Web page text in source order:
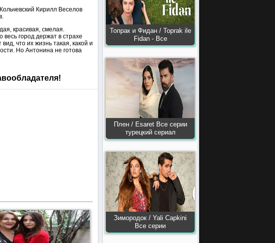
Топрак и Фидан / Toprak ile
Fidan - Все
Плен / Esaret Все серии
турецкий сериал
Зимородок / Yali Capkini
Все серии
Кирилл Веселов
красивая, смелая.
город держат в страхе
что их жизнь такая, какой и
Но Антонина не готова